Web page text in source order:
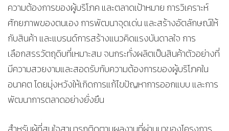
ความต้องการของผู้บริโภค และตลาดเป้าหมาย การวิเคราะห์
ศักยภาพของตนเอง การพัฒนาจุดเด่น และสร้างอัตลักษณ์ให้
กับสินค้า และแบรนด์การสร้างแนวคิดแรงบันดาลใจ การ
เลือกสรรวัตถุดิบที่เหมาะสม จนกระทั่งผลิตเป็นสินค้าตัวอย่างที่
มีความสวยงามและสอดรับกับความต้องการของผู้บริโภคใน
อนาคต โดยมุ่งหวังให้เกิดการแก้ไขปัญหาการออกแบบ และการ
พัฒนาการตลาดอย่างยั่งยืน